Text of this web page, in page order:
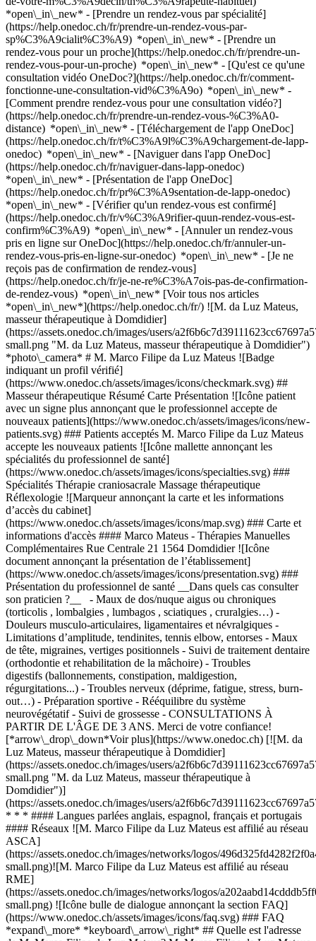
*open\_in\_new* - [Prendre un rendez-vous par spécialité]
(https://help.onedoc.ch/fr/prendre-un-rendez-vous-par-
sp%C3%A9cialit%C3%A9) *open\_in\_new* - [Prendre un
rendez-vous pour un proche](https://help.onedoc.ch/fr/prendre-un-
rendez-vous-pour-un-proche) *open\_in\_new* - [Qu'est ce qu'une
consultation vidéo OneDoc?](https://help.onedoc.ch/fr/comment-
fonctionne-une-consultation-vid%C3%A9o) *open\_in\_new* -
[Comment prendre rendez-vous pour une consultation vidéo?]
(https://help.onedoc.ch/fr/prendre-un-rendez-vous-%C3%A0-
distance) *open\_in\_new* - [Téléchargement de l'app OneDoc]
(https://help.onedoc.ch/fr/t%C3%A9l%C3%A9chargement-de-lapp-
onedoc) *open\_in\_new* - [Naviguer dans l'app OneDoc]
(https://help.onedoc.ch/fr/naviguer-dans-lapp-onedoc)
*open\_in\_new* - [Présentation de l'app OneDoc]
(https://help.onedoc.ch/fr/pr%C3%A9sentation-de-lapp-onedoc)
*open\_in\_new* - [Vérifier qu'un rendez-vous est confirmé]
(https://help.onedoc.ch/fr/v%C3%A9rifier-quun-rendez-vous-est-
confirm%C3%A9) *open\_in\_new* - [Annuler un rendez-vous
pris en ligne sur OneDoc](https://help.onedoc.ch/fr/annuler-un-
rendez-vous-pris-en-ligne-sur-onedoc) *open\_in\_new* - [Je ne
reçois pas de confirmation de rendez-vous]
(https://help.onedoc.ch/fr/je-ne-re%C3%A7ois-pas-de-confirmation-
de-rendez-vous) *open\_in\_new* [Voir tous nos articles
*open\_in\_new*](https://help.onedoc.ch/fr/) ![M. da Luz Mateus,
masseur thérapeutique à Domdidier]
(https://assets.onedoc.ch/images/users/
small.png "M. da Luz Mateus, masseur thérapeutique à Domdidier")
*photo\_camera* # M. Marco Filipe da Luz Mateus ![Badge
indiquant un profil vérifié]
(https://www.onedoc.ch/assets/images/icons/checkmark.svg) ##
Masseur thérapeutique Résumé Carte Présentation ![Icône patient
avec un signe plus annonçant que le professionnel accepte de
nouveaux patients](https://www.onedoc.ch/assets/images/icons/new-
patients.svg) ### Patients acceptés M. Marco Filipe da Luz Mateus
accepte les nouveaux patients ![Icône mallette annonçant les
spécialités du professionnel de santé]
(https://www.onedoc.ch/assets/images/icons/specialties.svg) ###
Spécialités Thérapie craniosacrale Massage thérapeutique
Réflexologie ![Marqueur annonçant la carte et les informations
d’accès du cabinet]
(https://www.onedoc.ch/assets/images/icons/map.svg) ### Carte et
informations d'accès #### Marco Mateus - Thérapies Manuelles
Complémentaires Rue Centrale 21 1564 Domdidier ![Icône
document annonçant la présentation de l’établissement]
(https://www.onedoc.ch/assets/images/icons/presentation.svg) ###
Présentation du professionnel de santé __Dans quels cas consulter
son praticien ?__ - Maux de dos/nuque aigus ou chroniques
(torticolis , lombalgies , lumbagos , sciatiques , cruralgies…) -
Douleurs musculo-articulaires, ligamentaires et névralgiques -
Limitations d’amplitude, tendinites, tennis elbow, entorses - Maux
de tête, migraines, vertiges positionnels - Suivi de traitement dentaire
(orthodontie et rehabilitation de la mâchoire) - Troubles
digestifs (ballonnements, constipation, maldigestion,
régurgitations...) - Troubles nerveux (déprime, fatigue, stress, burn-
out…) - Préparation sportive - Rééquilibre du système
neurovégétatif - Suivi de grossesse - CONSULTATIONS À
PARTIR DE L'ÂGE DE 3 ANS. Merci de votre confiance!
[*arrow\_drop\_down*Voir plus](https://www.onedoc.ch) [![M. da
Luz Mateus, masseur thérapeutique à Domdidier]
(https://assets.onedoc.ch/images/users/
small.png "M. da Luz Mateus, masseur thérapeutique à
Domdidier")]
(https://assets.onedoc.ch/images/users/
* * * #### Langues parlées anglais, espagnol, français et portugais
#### Réseaux ![M. Marco Filipe da Luz Mateus est affilié au réseau
ASCA]
(https://assets.onedoc.ch/images/networks/logos/
small.png)![M. Marco Filipe da Luz Mateus est affilié au réseau
RME]
(https://assets.onedoc.ch/images/networks/logos/
small.png) ![Icône bulle de dialogue annonçant la section FAQ]
(https://www.onedoc.ch/assets/images/icons/faq.svg) ### FAQ
*expand\_more* *keyboard\_arrow\_right* ## Quelle est l'adresse